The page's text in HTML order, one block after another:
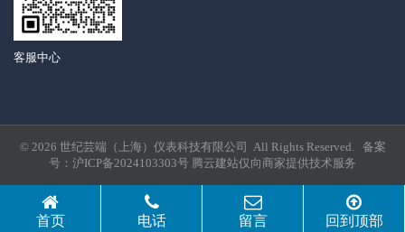
客服中心
© 2026 世纪芸端（上海）仪表科技有限公司 All Rights Reserved. 备案
号： 沪ICP备2024103303号 腾云建站仅向商家提供技术服务
首页 电话 留言 回到顶部